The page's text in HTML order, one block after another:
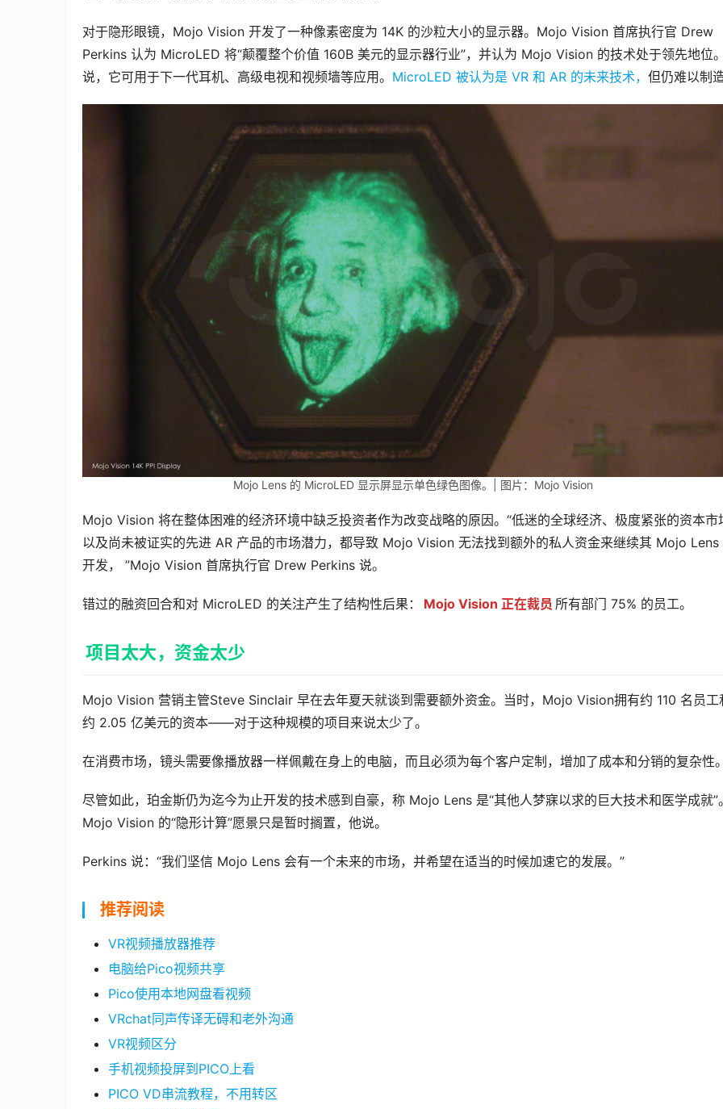
对于隐形眼镜，Mojo Vision 开发了一种像素密度为 14K 的沙粒大小的显示器。Mojo Vision 首席执行官 Drew
Perkins 认为 MicroLED 将“颠覆整个价值 160B 美元的显示器行业”，并认为 Mojo Vision 的技术处于领先地位
说，它可用于下一代耳机、高级电视和视频墙等应用。 MicroLED 被认为是 VR 和 AR 的未来技术， 但仍难以制
Mojo Lens 的 MicroLED 显示屏显示单色绿色图像。| 图片：Mojo Vision
Mojo Vision 将在整体困难的经济环境中缺乏投资者作为改变战略的原因。“低迷的全球经济、极度紧张的资本市
以及尚未被证实的先进 AR 产品的市场潜力，都导致 Mojo Vision 无法找到额外的私人资金来继续其 Mojo Lens
开发， ”Mojo Vision 首席执行官 Drew Perkins 说。
错过的融资回合和对 MicroLED 的关注产生了结构性后果： Mojo Vision 正在裁员 所有部门 75% 的员工。
项目太大，资金太少
Mojo Vision 营销主管Steve Sinclair 早在去年夏天就谈到需要额外资金。当时，Mojo Vision拥有约 110 名员工
约 2.05 亿美元的资本——对于这种规模的项目来说太少了。
在消费市场，镜头需要像播放器一样佩戴在身上的电脑，而且必须为每个客户定制，增加了成本和分销的复杂性
尽管如此，珀金斯仍为迄今为止开发的技术感到自豪，称 Mojo Lens 是“其他人梦寐以求的巨大技术和医学成就”
Mojo Vision 的“隐形计算”愿景只是暂时搁置，他说。
Perkins 说：“我们坚信 Mojo Lens 会有一个未来的市场，并希望在适当的时候加速它的发展。”
推荐阅读
VR视频播放器推荐
电脑给Pico视频共享
Pico使用本地网盘看视频
VRchat同声传译无碍和老外沟通
VR视频区分
手机视频投屏到PICO上看
PICO VD串流教程，不用转区